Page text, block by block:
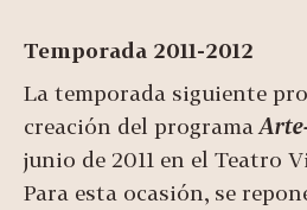
Temporada 2011-2012
La temporada siguiente
creación del programa
junio de 2011 en el Teatro
Para esta ocasión, se